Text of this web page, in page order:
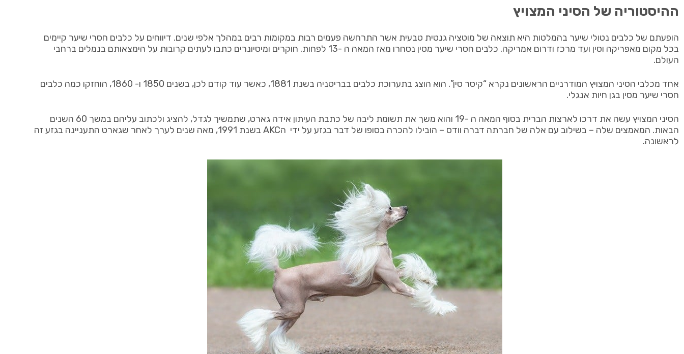
ההיסטוריה של הסיני המצויץ
הופעתם של כלבים נטולי שיער בהמלטות היא תוצאה של מוטציה גנטית טבעית אשר התרחשה פעמים רבות במקומות רבים במהלך אלפי שנים. דיווחים על כלבים חסרי שיער קיימים
בכל מקום מאפריקה וסין ועד מרכז ודרום אמריקה. כלבים חסרי שיער מסין נסחרו מאז המאה ה -13 לפחות. חוקרים ומיסיונרים כתבו לעתים קרובות על הימצאותם בנמלים ברחבי
העולם.
אחד מכלבי הסיני המצויץ המודרניים הראשונים נקרא “קיסר סין”. הוא הוצג בתערוכת כלבים בבריטניה בשנת 1881, כאשר עוד קודם לכן, בשנים 1850 ו- 1860, הוחזקו כמה כלבים
חסרי שיער מסין בגן חיות אנגלי.
הסיני המצויץ עשה את דרכו לארצות הברית בסוף המאה ה -19 והוא משך את תשומת ליבה של כתבת העיתון אידה גארט, שתמשיך לגדל, להציג ולכתוב עליהם במשך 60 השנים
הבאות. המאמצים שלה – בשילוב עם אלה של חברתה דברה וודס – הובילו להכרה בסופו של דבר בגזע על ידי הAKC בשנת 1991, מאה שנים לערך לאחר שגארט התעניינה בגזע זה
לראשונה.